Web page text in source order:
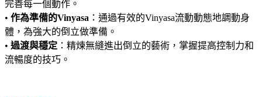
完善每一個動作。
• 作為準備的Vinyasa ：通過有效的Vinyasa流動動態地調動身
體，為強大的倒立做準備。
• 過渡與穩定 ：精煉無縫進出倒立的藝術，掌握提高控制力和
流暢度的技巧。